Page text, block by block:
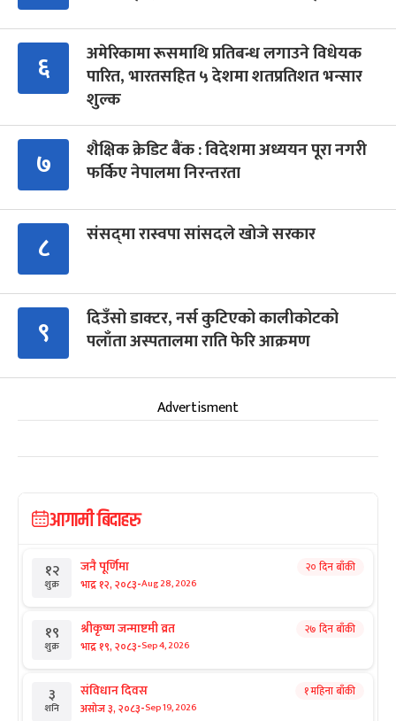
६
अमेरिकामा रूसमाथि प्रतिबन्ध लगाउने विधेयक
पारित, भारतसहित ५ देशमा शतप्रतिशत भन्सार
शुल्क
७
शैक्षिक क्रेडिट बैंक : विदेशमा अध्ययन पूरा नगरी
फर्किए नेपालमा निरन्तरता
८ संसद्‍मा रास्वपा सांसदले खोजे सरकार
९
दिउँसो डाक्टर, नर्स कुटिएको कालीकोटको
पलाँता अस्पतालमा राति फेरि आक्रमण
Advertisment
आगामी बिदाहरु
१२
शुक्र
जनै पूर्णिमा
भाद्र १२, २०८३-Aug 28, 2026
२० दिन बाँकी
१९
शुक्र
श्रीकृष्ण जन्माष्टमी व्रत
भाद्र १९, २०८३-Sep 4, 2026
२७ दिन बाँकी
३
शनि
संविधान दिवस
असोज ३, २०८३-Sep 19, 2026
१ महिना बाँकी